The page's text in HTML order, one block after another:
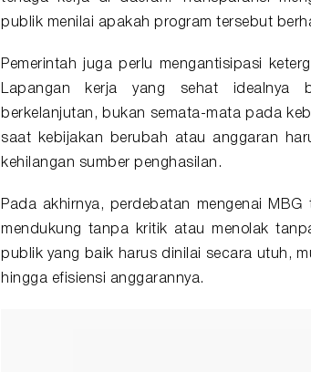
publik menilai apakah program tersebut
Pemerintah juga perlu mengantisipasi
Lapangan kerja yang sehat idealnya
berkelanjutan, bukan semata-mata pada
saat kebijakan berubah atau anggaran
kehilangan sumber penghasilan.
Pada akhirnya, perdebatan mengenai
mendukung tanpa kritik atau menolak
publik yang baik harus dinilai secara utuh,
hingga efisiensi anggarannya.